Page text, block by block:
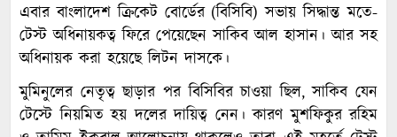
এবার বাংলাদেশ ক্রিকেট বোর্ডের (বিসিবি) সভায় সিদ্ধান্ত মতে-
টেস্ট অধিনায়কত্ব ফিরে পেয়েছেন সাকিব আল হাসান। আর সহ
অধিনায়ক করা হয়েছে লিটন দাসকে।
মুমিনুলের নেতৃত্ব ছাড়ার পর বিসিবির চাওয়া ছিল, সাকিব যেন
টেস্টে নিয়মিত হয় দলের দায়িত্ব নেন। কারণ মুশফিকুর রহিম